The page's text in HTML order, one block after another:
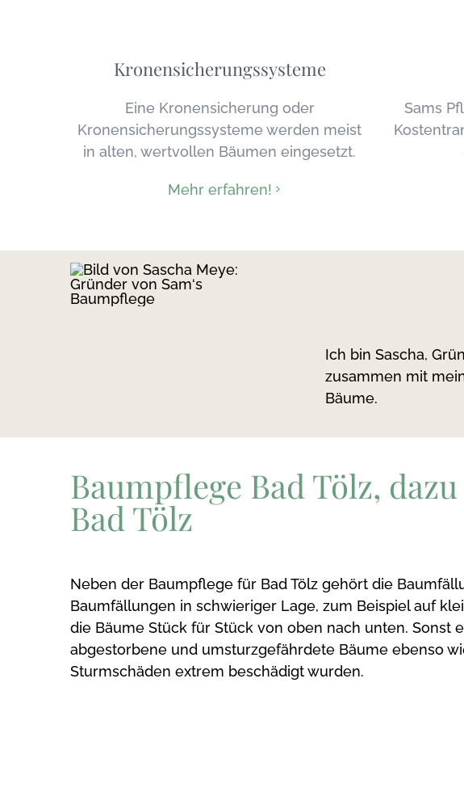
Kronensicherungssysteme
Eine Kronensicherung oder
Kronensicherungssysteme werden meist
in alten, wertvollen Bäumen eingesetzt.
Mehr erfahren!
Sams
Ich bin Sascha,
zusammen mit
Bäume.
Baumpflege Bad Tölz,
Bad Tölz
Neben der Baumpflege für Bad Tölz gehört die
Baumfällungen in schwieriger Lage, zum Beispiel auf
die Bäume Stück für Stück von oben nach unten.
abgestorbene und umsturzgefährdete Bäume ebenso
Sturmschäden extrem beschädigt wurden.